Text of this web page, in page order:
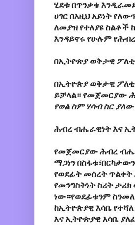
ሂደቱ በጥንቃቄ
ሀገር በእዚህ አይነት
ለመያዝ የተለያዩ ስልቶች
እንዳይኖሩ የሁሉም
በኢትዮጵያ ወቅታዊ
በኢትዮጵያ ወቅታዊ
ይቻላል። የመጀመርያው
የወል ስም ሃሳብ ስር
ሕብረ ብሔራዊነት እና
የመጀመርያው ሕብረ
ማጋነን
የወደፊት መሰረት ጥልቀት
የመንግስትነት ስሪት
ነው።የወደፊቱንም
ከኢትዮጵያዊ እሳቤ
እና ኢትዮጵያዊ እሳቤ